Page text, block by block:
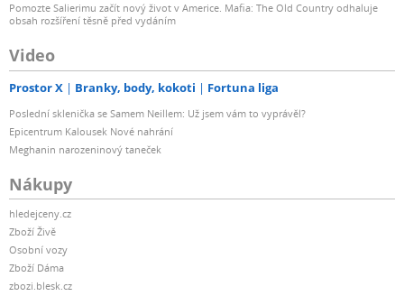
Pomozte Salierimu začít nový život v Americe. Mafia: The Old Country odhaluje
obsah rozšíření těsně před vydáním
Video
Prostor X Branky, body, kokoti Fortuna liga
Poslední sklenička se Samem Neillem: Už jsem vám to vyprávěl?
Epicentrum Kalousek Nové nahrání
Meghanin narozeninový taneček
Nákupy
hledejceny.cz
Zboží Živě
Osobní vozy
Zboží Dáma
zbozi.blesk.cz